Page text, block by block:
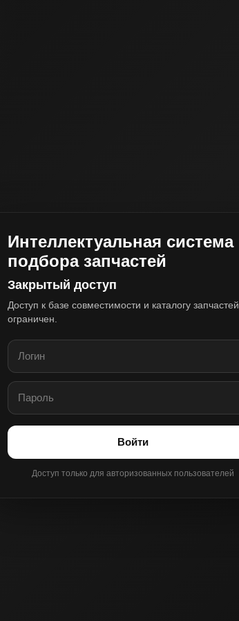
Интеллектуальная система
подбора запчастей
Закрытый доступ
Доступ к базе совместимости и каталогу запчастей
ограничен.
Войти
Доступ только для авторизованных пользователей